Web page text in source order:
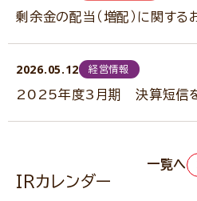
剰余金の配当（増配）に関する
2026.05.12 経営情報
2025年度3月期 決算短信を
一覧へ
IRカレンダー